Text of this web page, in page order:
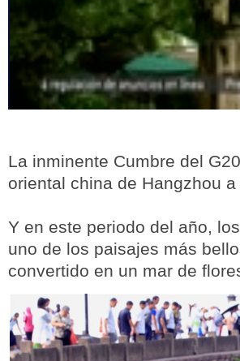
La inminente Cumbre del
oriental china de Hangzhou
Y en este periodo del año,
uno de los paisajes más
convertido en un mar de